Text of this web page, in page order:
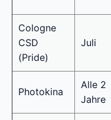
Cologne
CSD
(Pride)
Juli
Photokina
Alle 2
Jahre